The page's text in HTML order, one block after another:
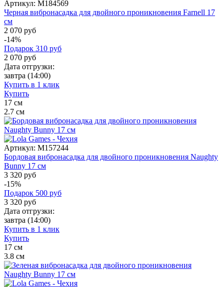
Артикул: M184569
Черная вибронасадка для двойного проникновения Farnell 17
см
2 070 руб
-14%
Подарок 310 руб
2 070 руб
Дата отгрузки:
завтра (14:00)
Купить в 1 клик
Купить
17 см
2.7 см
Артикул: M157244
Бордовая вибронасадка для двойного проникновения Naughty
Bunny 17 см
3 320 руб
-15%
Подарок 500 руб
3 320 руб
Дата отгрузки:
завтра (14:00)
Купить в 1 клик
Купить
17 см
3.8 см